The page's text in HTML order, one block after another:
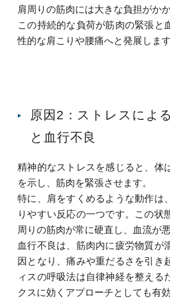
肩周りの筋肉には大きな負担がかか
この持続的な負荷が筋肉の緊張と
性的な肩こりや腰痛へと発展します
原因2：ストレスによ
と血行不良
精神的なストレスを感じると、体
を示し、筋肉を緊張させます。
特に、肩をすくめるような動作は
りやすい反応の一つです。
この状
周りの筋肉が常に硬直し、血流が
血行不良は、筋肉内に疲労物質が
因となり、痛みや重だるさを引き
ィスの呼吸法は自律神経を整える
クスに効くアプローチとしても有効